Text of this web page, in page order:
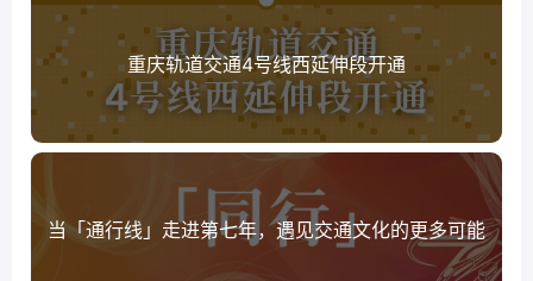
重庆轨道交通4号线西延伸段开通
当「通行线」走进第七年，遇见交通文化的更多可能